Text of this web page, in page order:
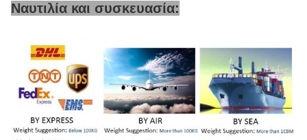
Ναυτιλία και συσκευασία: